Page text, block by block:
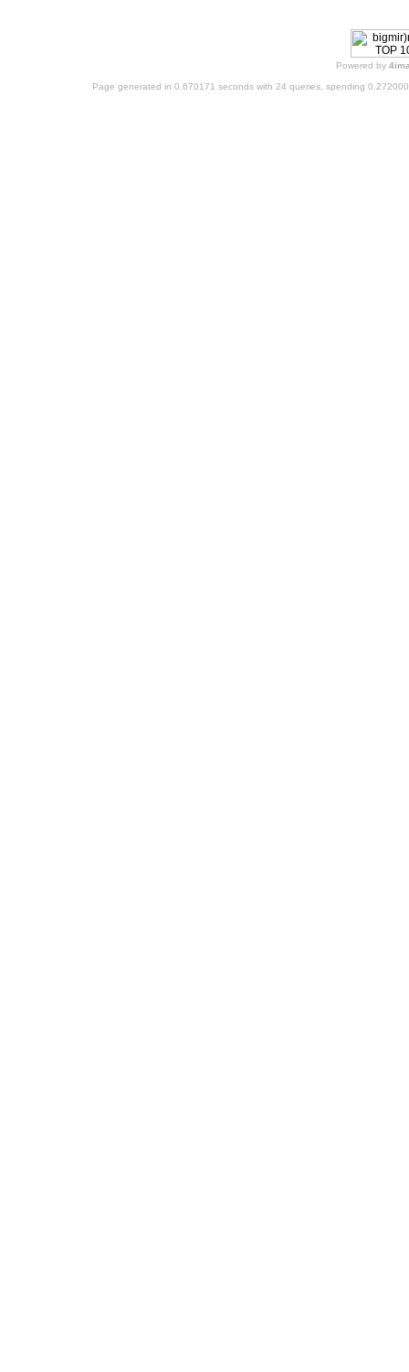
Powered by
Page generated in 0.670171 seconds with 24 queries, spending